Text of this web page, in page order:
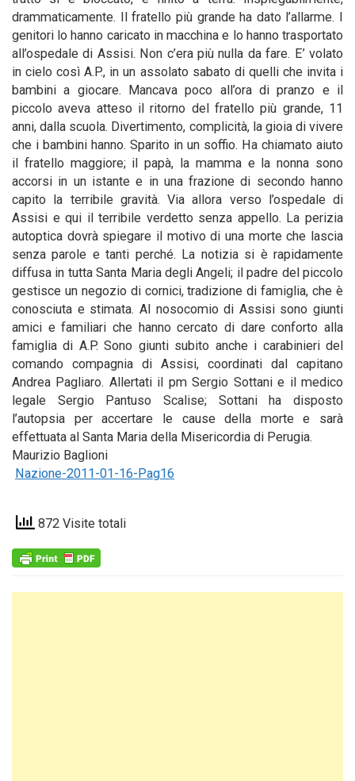
drammaticamente. Il fratello più grande ha dato l’allarme. I
genitori lo hanno caricato in macchina e lo hanno trasportato
all’ospedale di Assisi. Non c’era più nulla da fare. E’ volato
in cielo così A.P., in un assolato sabato di quelli che invita i
bambini a giocare. Mancava poco all’ora di pranzo e il
piccolo aveva atteso il ritorno del fratello più grande, 11
anni, dalla scuola. Divertimento, complicità, la gioia di vivere
che i bambini hanno. Sparito in un soffio. Ha chiamato aiuto
il fratello maggiore; il papà, la mamma e la nonna sono
accorsi in un istante e in una frazione di secondo hanno
capito la terribile gravità. Via allora verso l’ospedale di
Assisi e qui il terribile verdetto senza appello. La perizia
autoptica dovrà spiegare il motivo di una morte che lascia
senza parole e tanti perché. La notizia si è rapidamente
diffusa in tutta Santa Maria degli Angeli; il padre del piccolo
gestisce un negozio di cornici, tradizione di famiglia, che è
conosciuta e stimata. Al nosocomio di Assisi sono giunti
amici e familiari che hanno cercato di dare conforto alla
famiglia di A.P. Sono giunti subito anche i carabinieri del
comando compagnia di Assisi, coordinati dal capitano
Andrea Pagliaro. Allertati il pm Sergio Sottani e il medico
legale Sergio Pantuso Scalise; Sottani ha disposto
l’autopsia per accertare le cause della morte e sarà
effettuata al Santa Maria della Misericordia di Perugia.
Maurizio Baglioni
Nazione-2011-01-16-Pag16
872 Visite totali